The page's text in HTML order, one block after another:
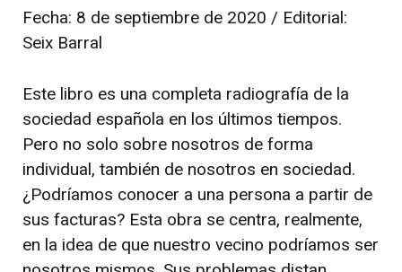
Fecha: 8 de septiembre de 2020 / Editorial:
Seix Barral
Este libro es una completa radiografía de la
sociedad española en los últimos tiempos.
Pero no solo sobre nosotros de forma
individual, también de nosotros en sociedad.
¿Podríamos conocer a una persona a partir de
sus facturas? Esta obra se centra, realmente,
en la idea de que nuestro vecino podríamos ser